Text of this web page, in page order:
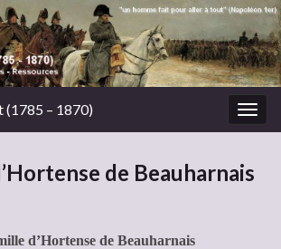
(1785 – 1870)
de Beauharnais
d’Hortense de Beauharnais